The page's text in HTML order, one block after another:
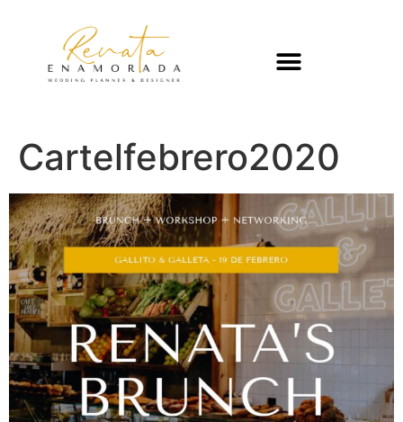
Cartelfebrero2020